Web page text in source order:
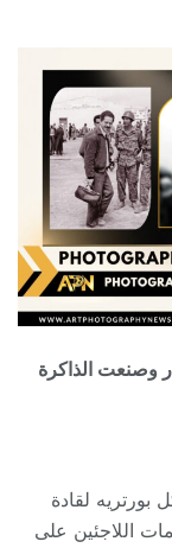
وصنعت الذاكرة
لقادة
اللاجئين على